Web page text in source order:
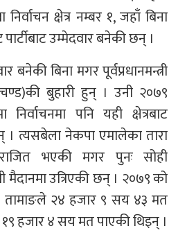
निर्वाचन क्षेत्र नम्बर १, जहाँ बिना
उम्मेदवार बनेकी छन् ।
बनेकी बिना मगर पूर्वप्रधानमन्त्री
बुहारी हुन् । उनी २०७९
निर्वाचनमा पनि यही क्षेत्रबाट
। त्यसबेला नेकपा एमालेका तारा
भएकी मगर पुनः सोही
मैदानमा उत्रिएकी छन् । २०७९ को
तामाङले २४ हजार ९ सय ४३ मत
१९ हजार ४ सय मत पाएकी थिइन् ।